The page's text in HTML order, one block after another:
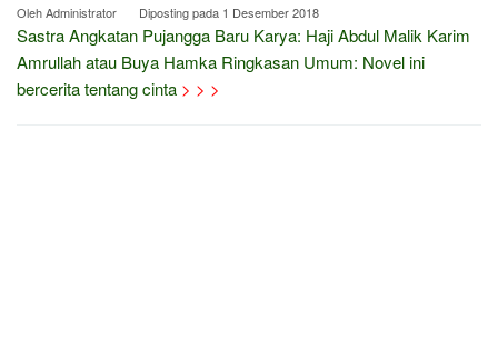
OlehAdministrator Diposting pada 1 Desember 2018
Sastra Angkatan Pujangga Baru Karya: Haji Abdul Malik Karim
Amrullah atau Buya Hamka Ringkasan Umum: Novel ini
bercerita tentang cinta > > >